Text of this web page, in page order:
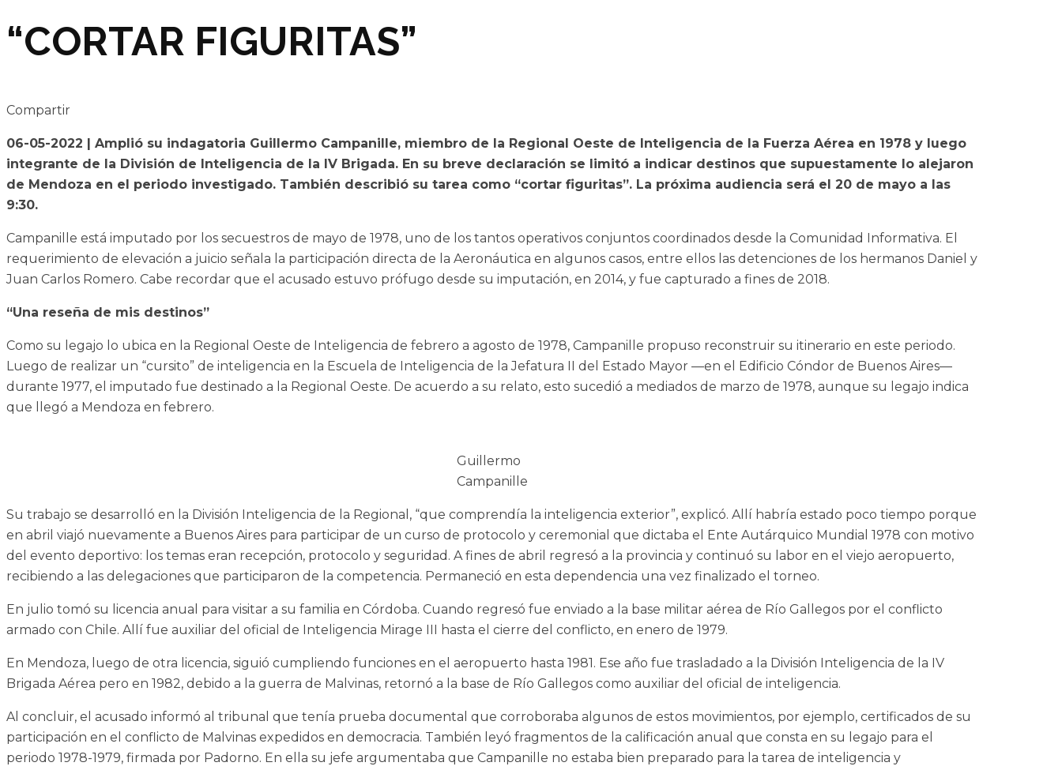
“CORTAR FIGURITAS”
Compartir
06-05-2022 | Amplió su indagatoria Guillermo Campanille, miembro de la Regional Oeste de Inteligencia de la Fuerza Aérea en 1978 y luego
integrante de la División de Inteligencia de la IV Brigada. En su breve declaración se limitó a indicar destinos que supuestamente lo alejaron
de Mendoza en el periodo investigado. También describió su tarea como “cortar figuritas”. La próxima audiencia será el 20 de mayo a las
9:30.
Campanille está imputado por los secuestros de mayo de 1978, uno de los tantos operativos conjuntos coordinados desde la Comunidad Informativa. El
requerimiento de elevación a juicio señala la participación directa de la Aeronáutica en algunos casos, entre ellos las detenciones de los hermanos Daniel y
Juan Carlos Romero. Cabe recordar que el acusado estuvo prófugo desde su imputación, en 2014, y fue capturado a fines de 2018.
“Una reseña de mis destinos”
Como su legajo lo ubica en la Regional Oeste de Inteligencia de febrero a agosto de 1978, Campanille propuso reconstruir su itinerario en este periodo.
Luego de realizar un “cursito” de inteligencia en la Escuela de Inteligencia de la Jefatura II del Estado Mayor —en el Edificio Cóndor de Buenos Aires—
durante 1977, el imputado fue destinado a la Regional Oeste. De acuerdo a su relato, esto sucedió a mediados de marzo de 1978, aunque su legajo indica
que llegó a Mendoza en febrero.
Guillermo
Campanille
Su trabajo se desarrolló en la División Inteligencia de la Regional, “que comprendía la inteligencia exterior”, explicó. Allí habría estado poco tiempo porque
en abril viajó nuevamente a Buenos Aires para participar de un curso de protocolo y ceremonial que dictaba el Ente Autárquico Mundial 1978 con motivo
del evento deportivo: los temas eran recepción, protocolo y seguridad. A fines de abril regresó a la provincia y continuó su labor en el viejo aeropuerto,
recibiendo a las delegaciones que participaron de la competencia. Permaneció en esta dependencia una vez finalizado el torneo.
En julio tomó su licencia anual para visitar a su familia en Córdoba. Cuando regresó fue enviado a la base militar aérea de Río Gallegos por el conflicto
armado con Chile. Allí fue auxiliar del oficial de Inteligencia Mirage III hasta el cierre del conflicto, en enero de 1979.
En Mendoza, luego de otra licencia, siguió cumpliendo funciones en el aeropuerto hasta 1981. Ese año fue trasladado a la División Inteligencia de la IV
Brigada Aérea pero en 1982, debido a la guerra de Malvinas, retornó a la base de Río Gallegos como auxiliar del oficial de inteligencia.
Al concluir, el acusado informó al tribunal que tenía prueba documental que corroboraba algunos de estos movimientos, por ejemplo, certificados de su
participación en el conflicto de Malvinas expedidos en democracia. También leyó fragmentos de la calificación anual que consta en su legajo para el
periodo 1978-1979, firmada por Padorno. En ella su jefe argumentaba que Campanille no estaba bien preparado para la tarea de inteligencia y